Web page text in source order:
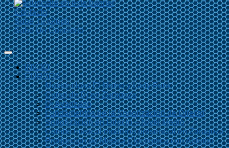
Contacto
Sube Tu Grupo
Sube Un Concierto
INICIO
CURSOS
Master class El Momo y Lady Funk
Curso de Dj en Zaragoza
Dj Avanzado
Fundamentos de la Sonorización de Directo
Sonorización en Directo – Nivel Medio
Combo musical moderno presencial en Zaragoza
Producción de Música Electrónica con Ableton